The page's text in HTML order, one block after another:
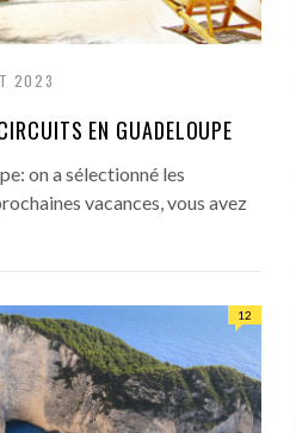
2023
EN GUADELOUPE
on a sélectionné les
vacances, vous avez
12